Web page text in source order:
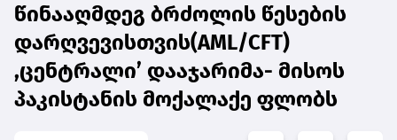
წინააღმდეგ ბრძოლის წესების
დარღვევისთვის(AML/CFT)
,ცენტრალი’ დააჯარიმა- მისოს
პაკისტანის მოქალაქე ფლობს